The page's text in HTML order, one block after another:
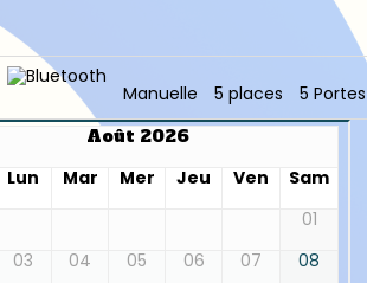
Manuelle 5 places
5 Portes
Août 2026
Lun Mar Mer Jeu Ven
Sam
01
03 04 05 06 07
08